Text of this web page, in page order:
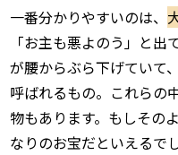
一番分かりやすいのは、
「お主も悪よのう」と
が腰からぶら下げていて
呼ばれるもの。これらの
物もあります。もしその
なりのお宝だといえるで